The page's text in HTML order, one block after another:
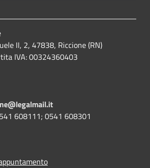
II, 2, 47838, Riccione (RN)
IVA: 00324360403
608111; 0541 608301